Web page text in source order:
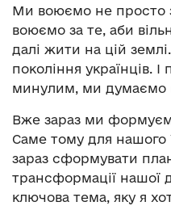
Ми воюємо не просто
воюємо за те, аби
далі жити на цій
покоління українців.
минулим, ми думаємо
Вже зараз ми
Саме тому для нашого
зараз сформувати
трансформації нашої
ключова тема, яку я